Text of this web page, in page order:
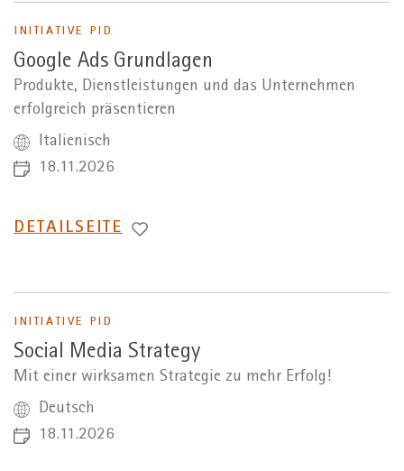
INITIATIVE PID
Google Ads Grundlagen
Produkte, Dienstleistungen und das Unternehmen
erfolgreich präsentieren
Italienisch
18.11.2026
WECHSEL
DETAILSEITE
INITIATIVE PID
Social Media Strategy
Mit einer wirksamen Strategie zu mehr Erfolg!
Deutsch
18.11.2026